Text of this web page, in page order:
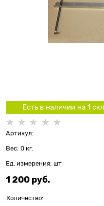
Есть в наличии на 1
Артикул:
Вес: 0 кг.
Ед. измерения: шт
1 200 руб.
Количество: